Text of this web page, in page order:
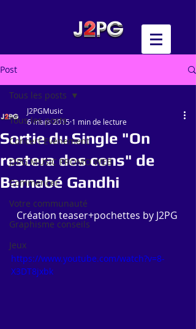
Post
Tous les posts
Concert Evénement
J2PG MUSIC PROMO WEB
Commencer
Votre communauté
Graphisme conseils
Jeux
Tous les posts
Sortie du Single "On
restera des cons" de
Barnabé Gandhi
J2PGMusic
6 mars 2015 1 min de lecture
Création teaser+pochettes by J2PG
https://www.youtube.com/watch?v=8-
X3DT8jxbk